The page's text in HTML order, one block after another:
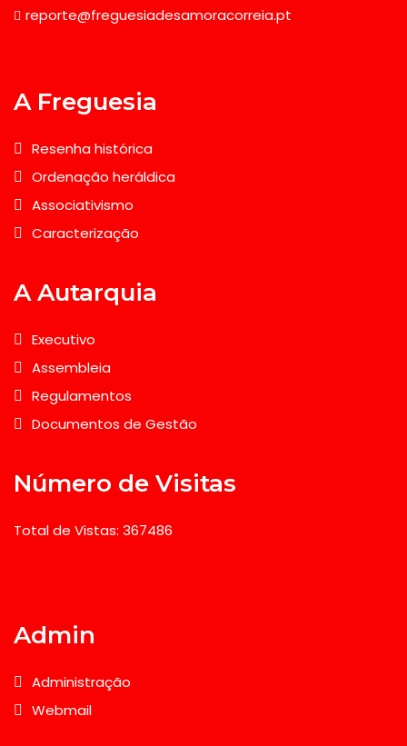
reporte@freguesiadesamoracorreia.pt
A Freguesia
Resenha histórica
Ordenação heráldica
Associativismo
Caracterização
A Autarquia
Executivo
Assembleia
Regulamentos
Documentos de Gestão
Número de Visitas
Total de Vistas: 367486
Admin
Administração
Webmail